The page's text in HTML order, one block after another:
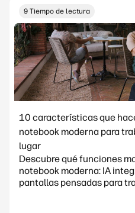
9 Tiempo de lectura
10 características que
notebook moderna para
lugar
Descubre qué funciones
notebook moderna: IA
pantallas pensadas para